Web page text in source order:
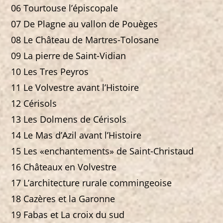
06 Tourtouse l’épiscopale
07 De Plagne au vallon de Pouèges
08 Le Château de Martres-Tolosane
09 La pierre de Saint-Vidian
10 Les Tres Peyros
11 Le Volvestre avant l’Histoire
12 Cérisols
13 Les Dolmens de Cérisols
14 Le Mas d’Azil avant l’Histoire
15 Les «enchantements» de Saint-Christaud
16 Châteaux en Volvestre
17 L’architecture rurale commingeoise
18 Cazères et la Garonne
19 Fabas et La croix du sud